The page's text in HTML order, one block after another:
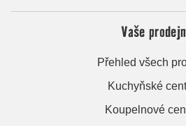
Vaše
Přehled všech
Kuchyňské
Koupelnové